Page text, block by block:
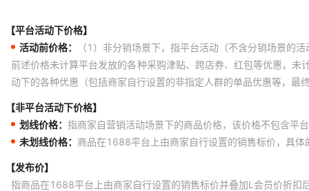
【平台活动下价格】
活动前价格：
（1）非分销场景下，指平台活动（不含分销场景的
前述价格未计算平台发放的各种采购津贴、跨店券、红包等优惠，
动下的各种优惠（包括商家自行设置的非指定人群的单品优惠等，
【非平台活动下价格】
划线价格： 指商家自营销活动场景下的商品价格，该价格不包含平
未划线价格： 商品在1688平台上由商家自行设置的销售标价，具
【发布价】
指商品在1688平台上由商家自行设置的销售标价并叠加L会员价折扣